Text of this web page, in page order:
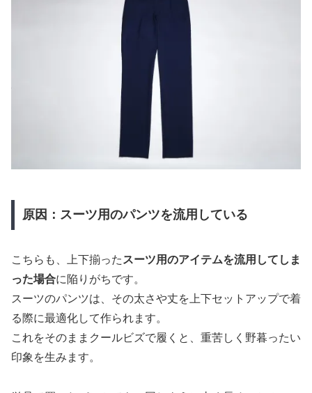
原因：スーツ用のパンツを流用している
こちらも、上下揃った スーツ用のアイテムを流用してしま
った場合に陥りがちです。
スーツのパンツは、その太さや丈を上下セットアップで着
る際に最適化して作られます。
これをそのままクールビズで履くと、重苦しく野暮ったい
印象を生みます。